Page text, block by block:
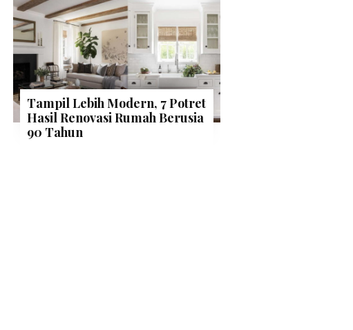
Tampil Lebih Modern, 7 Potret
Hasil Renovasi Rumah Berusia
90 Tahun